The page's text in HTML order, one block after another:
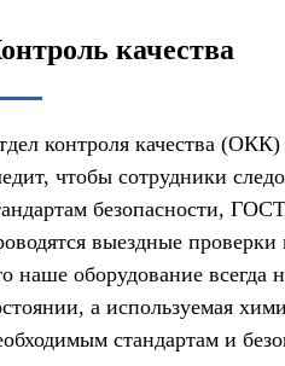
качества
контроля качества
чтобы сотрудники
безопасности,
выездные
наше оборудование всегда
а используемая
стандартам и